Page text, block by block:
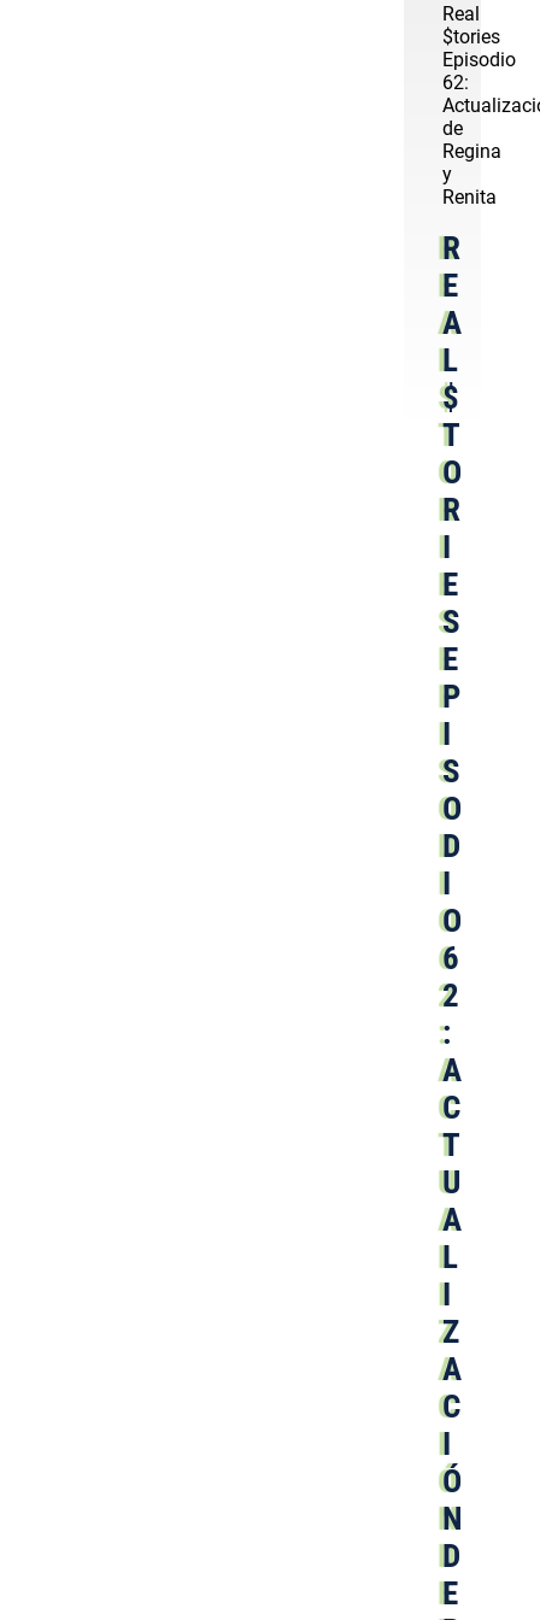
Real
$tories
Episodio
62:
de
Regina
y
Renita
R
E
A
L
$
T
O
R
I
E
S
E
P
I
S
O
D
I
O
6
2
:
A
C
T
U
A
L
I
Z
A
C
I
Ó
N
D
E